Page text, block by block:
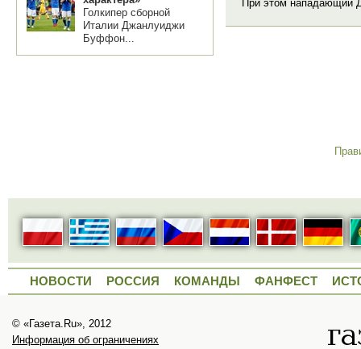
Голкипер сборной
Италии Джанлуиджи
Буффон...
При этом нападающий
НОВОСТИ РОССИЯ КОМАНДЫ ФАНФЕСТ
© «Газета.Ru», 2012
Информация об ограничениях